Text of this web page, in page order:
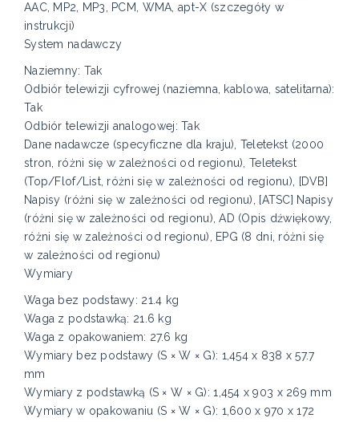
AAC, MP2, MP3, PCM, WMA, apt-X (szczegóły w
instrukcji)
System nadawczy
Naziemny: Tak
Odbiór telewizji cyfrowej (naziemna, kablowa, satelitarna):
Tak
Odbiór telewizji analogowej: Tak
Dane nadawcze (specyficzne dla kraju), Teletekst (2000
stron, różni się w zależności od regionu), Teletekst
(Top/Flof/List, różni się w zależności od regionu), [DVB]
Napisy (różni się w zależności od regionu), [ATSC] Napisy
(różni się w zależności od regionu), AD (Opis dźwiękowy,
różni się w zależności od regionu), EPG (8 dni, różni się
w zależności od regionu)
Wymiary
Waga bez podstawy: 21.4 kg
Waga z podstawką: 21.6 kg
Waga z opakowaniem: 27.6 kg
Wymiary bez podstawy (S × W × G): 1,454 x 838 x 57.7
mm
Wymiary z podstawką (S × W × G): 1,454 x 903 x 269 mm
Wymiary w opakowaniu (S × W × G): 1,600 x 970 x 172